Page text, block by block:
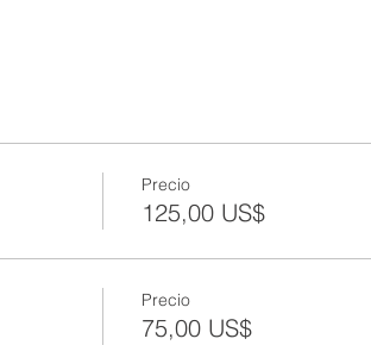
Precio
125,00 US$
Precio
75,00 US$